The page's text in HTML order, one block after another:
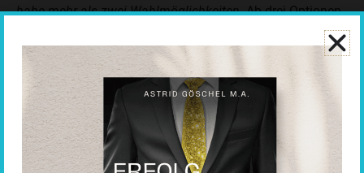
habe mehr als zwei Wahlmöglichkeiten.Ab drei Optionen
wird es leichter. Diese Fülle entdecken wir jedoch nicht,
solange unser Körper im Überlebensmodus steckt.
Fühlen wir uns bedroht, fehlt die schöpferische Kreativität,
die gelassen-heitere Lösungen ermöglicht. Der Fuß auf
dem Gaspedal der Lebensfreude ist blockiert. Stattdessen
lähmen wir vor Schreck, erwägen Flucht – oder greifen an.